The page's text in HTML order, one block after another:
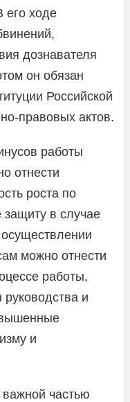
его ходе
дознавателя
он обязан
Российской
правовых актов.
работы
отнести
роста по
защиту в случае
можно отнести
работы,
руководства и
и
частью